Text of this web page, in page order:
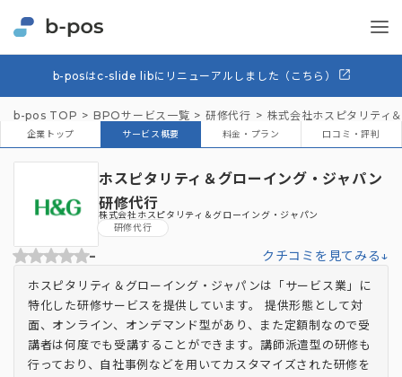
b-posはc-slide libにリニューアルしました（こちら）
b-pos TOP BPOサービス一覧 研修代行 株式会社ホスピタリティ
企業トップ サービス概要 料金・プラン 口コミ・評判
ホスピタリティ＆グローイング・ジャパン
研修代行
株式会社ホスピタリティ＆グローイング・ジャパン
研修代行
- クチコミを見てみる↓
ホスピタリティ＆グローイング・ジャパンは「サービス業」に
特化した研修サービスを提供しています。 提供形態として対
面、オンライン、オンデマンド型があり、また定額制なので受
講者は何度でも受講することができます。講師派遣型の研修も
行っており、自社事例などを用いてカスタマイズされた研修を